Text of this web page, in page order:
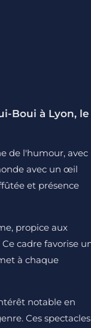
Boui à Lyon, le
de l'humour, avec
avec un œil
et présence
propice aux
cadre favorise
à chaque
notable en
Ces